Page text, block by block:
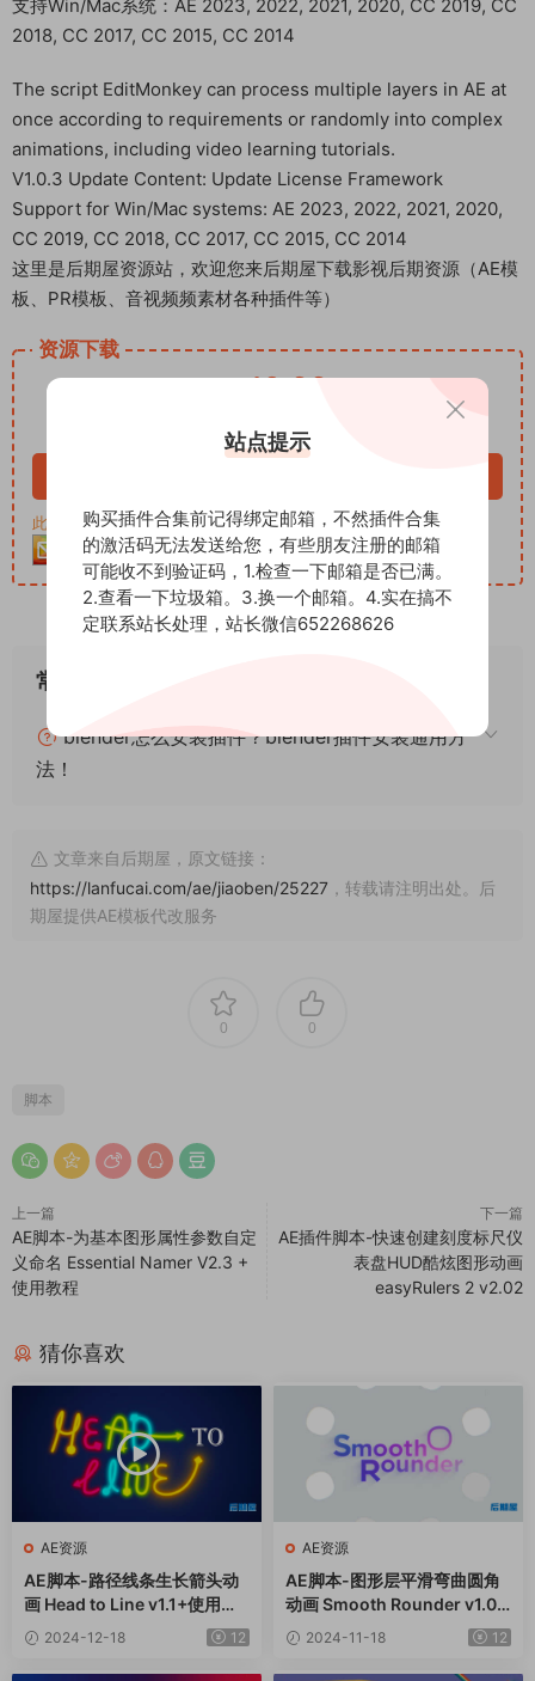
支持Win/Mac系统：AE 2023, 2022, 2021, 2020, CC 2019, CC
2018, CC 2017, CC 2015, CC 2014
The script EditMonkey can process multiple layers in AE at
once according to requirements or randomly into complex
animations, including video learning tutorials.
V1.0.3 Update Content: Update License Framework
Support for Win/Mac systems: AE 2023, 2022, 2021, 2020,
CC 2019, CC 2018, CC 2017, CC 2015, CC 2014
这里是后期屋资源站，欢迎您来后期屋下载影视后期资源（AE模
板、PR模板、音视频频素材各种插件等）
资源下载
12.99
VIP免费
此资源购买后30天内可下载。客服QQ：652268626
常见问题
blender怎么安装插件？blender插件安装通用方
法！
文章来自后期屋，原文链接：
https://lanfucai.com/ae/jiaoben/25227 ，转载请注明出处。后
期屋提供AE模板代改服务
0 0
脚本
上一篇
AE脚本-为基本图形属性参数自定
义命名 Essential Namer V2.3 +
使用教程
下一篇
AE插件脚本-快速创建刻度标尺仪
表盘HUD酷炫图形动画
easyRulers 2 v2.02
猜你喜欢
AE资源
AE脚本-路径线条生长箭头动
画 Head to Line v1.1+使用教
程 2024-12-18 12
AE资源
AE脚本-图形层平滑弯曲圆角
动画 Smooth Rounder v1.07
+使用教程
2024-11-18 12
站点提示
购买插件合集前记得绑定邮箱，不然插件合集
的激活码无法发送给您，有些朋友注册的邮箱
可能收不到验证码，1.检查一下邮箱是否已满。
2.查看一下垃圾箱。3.换一个邮箱。4.实在搞不
定联系站长处理，站长微信652268626